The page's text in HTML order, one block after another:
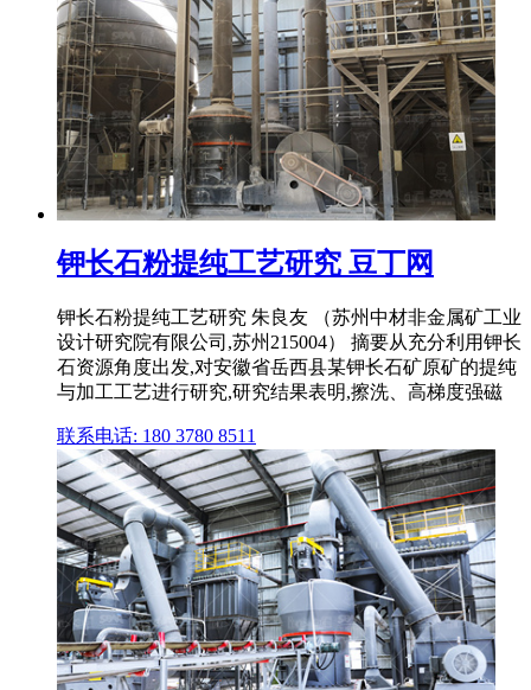
钾长石粉提纯工艺研究 豆丁网
钾长石粉提纯工艺研究 朱良友 （苏州中材非金属矿工业
设计研究院有限公司,苏州215004） 摘要从充分利用钾长
石资源角度出发,对安徽省岳西县某钾长石矿原矿的提纯
与加工工艺进行研究,研究结果表明,擦洗、高梯度强磁
联系电话: 180 3780 8511